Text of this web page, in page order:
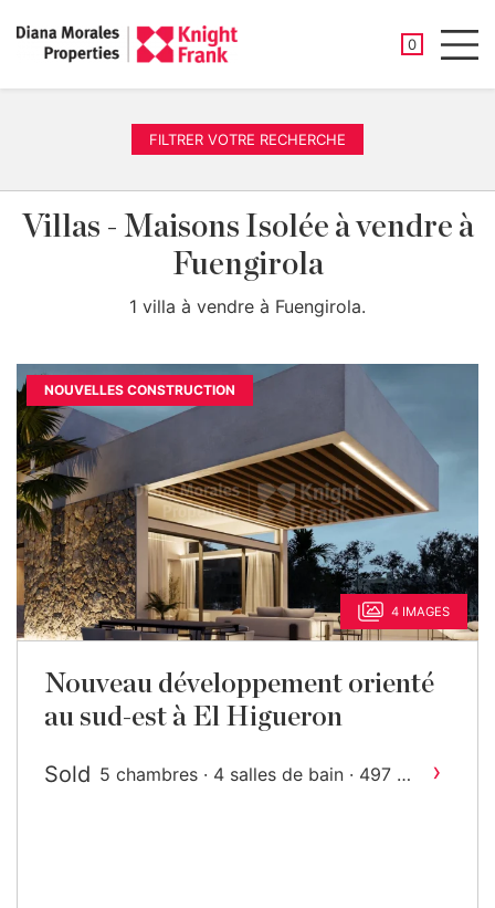
0
FILTRER VOTRE RECHERCHE
Villas - Maisons Isolée à vendre à
Fuengirola
1 villa à vendre à Fuengirola.
NOUVELLES CONSTRUCTION
4 IMAGES
Nouveau développement orienté
au sud-est à El Higueron
Sold 5 chambres · 4 salles de bain · 497 m ›